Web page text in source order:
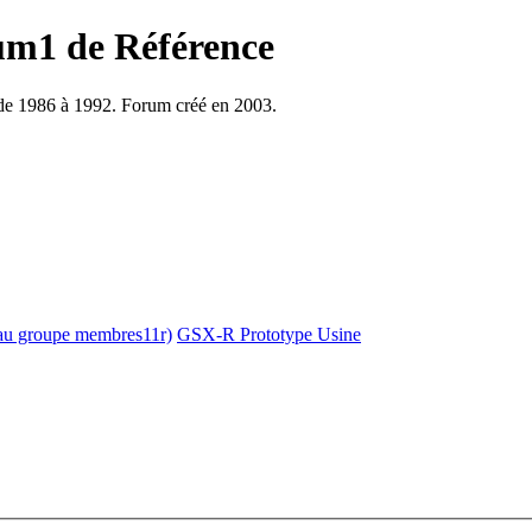
de Référence
1986 à 1992. Forum créé en 2003.
groupe membres11r) GSX-R Prototype Usine